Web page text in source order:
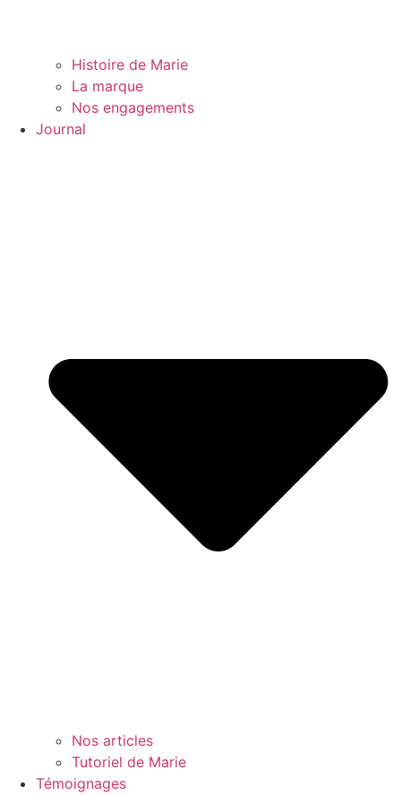
Histoire de Marie
La marque
Nos engagements
Journal
Nos articles
Tutoriel de Marie
Témoignages